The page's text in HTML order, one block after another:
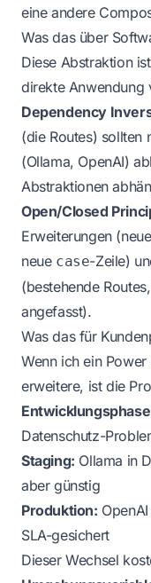
eine andere
Was das über
Diese Abstraktion
direkte Anwendung
Dependency
(die Routes)
(Ollama, OpenAI)
Abstraktionen
Open/Closed
Erweiterungen
neue case-Zeile)
(bestehende
angefasst).
Was das für
Wenn ich ein
erweitere, ist die
Datenschutz-
Staging: Ollama in
aber günstig
Produktion:
SLA-gesichert
Dieser Wechsel